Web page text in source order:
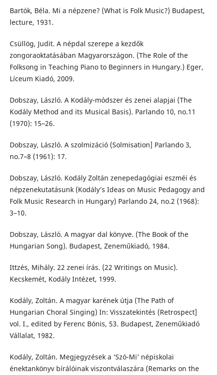
Bartók, Béla. Mi a népzene? (What is Folk Music?) Budapest,
lecture, 1931.
Csüllög, Judit. A népdal szerepe a kezdők
zongoraoktatásában Magyarországon. (The Role of the
Folksong in Teaching Piano to Beginners in Hungary.) Eger,
Líceum Kiadó, 2009.
Dobszay, László. A Kodály-módszer és zenei alapjai (The
Kodály Method and its Musical Basis). Parlando 10, no.11
(1970): 15–26.
Dobszay, László. A szolmizáció (Solmisation] Parlando 3,
no.7–8 (1961): 17.
Dobszay, László. Kodály Zoltán zenepedagógiai eszméi és
népzenekutatásunk (Kodály’s Ideas on Music Pedagogy and
Folk Music Research in Hungary) Parlando 24, no.2 (1968):
3–10.
Dobszay, László. A magyar dal könyve. (The Book of the
Hungarian Song). Budapest, Zeneműkiadó, 1984.
Ittzés, Mihály. 22 zenei írás. (22 Writings on Music).
Kecskemét, Kodály Intézet, 1999.
Kodály, Zoltán. A magyar karének útja (The Path of
Hungarian Choral Singing) In: Visszatekintés (Retrospect]
vol. I., edited by Ferenc Bónis, 53. Budapest, Zeneműkiadó
Vállalat, 1982.
Kodály, Zoltán. Megjegyzések a ‘Szó-Mi’ népiskolai
énektankönyv bírálóinak viszontválaszára (Remarks on the